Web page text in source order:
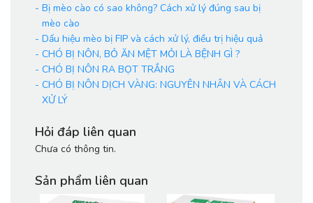
- Bị mèo cào có sao không? Cách xử lý đúng sau bị
mèo cào
- Dấu hiệu mèo bị FIP và cách xử lý, điều trị hiệu quả
- CHÓ BỊ NÔN, BỎ ĂN MỆT MỎI LÀ BỆNH GÌ ?
- CHÓ BỊ NÔN RA BỌT TRẮNG
- CHÓ BỊ NÔN DỊCH VÀNG: NGUYÊN NHÂN VÀ CÁCH
XỬ LÝ
Hỏi đáp liên quan
Chưa có thông tin.
Sản phẩm liên quan